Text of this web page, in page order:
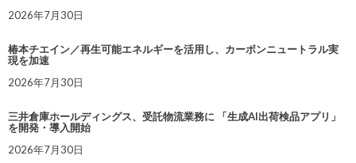
2026年7月30日
椿本チエイン／再生可能エネルギーを活用し、カーボンニュートラル実
現を加速
2026年7月30日
三井倉庫ホールディングス、受託物流業務に 「生成AI出荷検品アプリ」
を開発・導入開始
2026年7月30日